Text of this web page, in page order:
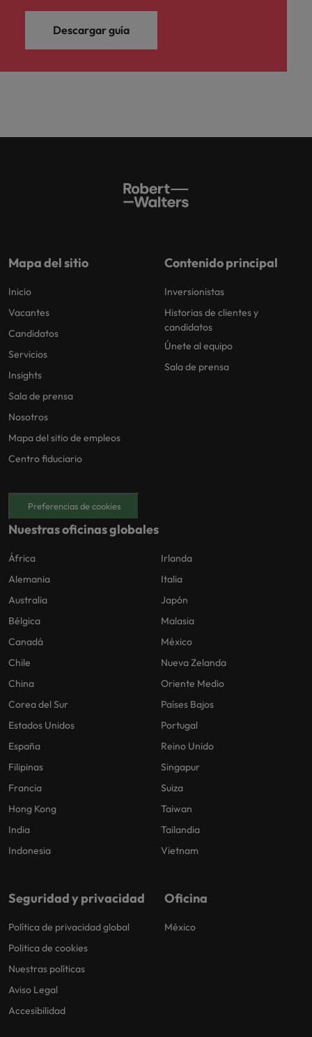
Descargar guía
Mapa del sitio
Inicio
Vacantes
Candidatos
Servicios
Insights
Sala de prensa
Nosotros
Mapa del sitio de empleos
Centro fiduciario
Contenido principal
Inversionistas
Historias de clientes y
candidatos
Únete al equipo
Sala de prensa
Preferencias de cookies
Nuestras oficinas globales
África
Alemania
Australia
Bélgica
Canadá
Chile
China
Corea del Sur
Estados Unidos
España
Filipinas
Francia
Hong Kong
India
Indonesia
Irlanda
Italia
Japón
Malasia
México
Nueva Zelanda
Oriente Medio
Países Bajos
Portugal
Reino Unido
Singapur
Suiza
Taiwan
Tailandia
Vietnam
Seguridad y privacidad
Política de privacidad global
Politica de cookies
Nuestras políticas
Aviso Legal
Accesibilidad
Oficina
México